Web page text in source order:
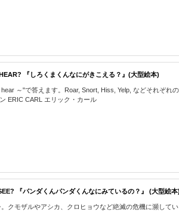
『しろくまくんなにがきこえる？』(大型絵本)
～"で答えます。Roar, Snort, Hiss, Yelp, などそれぞ
ERIC CARL エリック・カール
『パンダくんパンダくんなにみているの？』 (大型絵本)
クモザルやアシカ、クロヒョウなど絶滅の危機に瀕し